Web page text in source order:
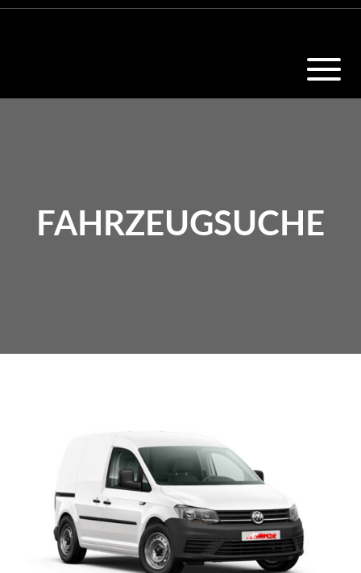
FAHRZEUGSUCHE